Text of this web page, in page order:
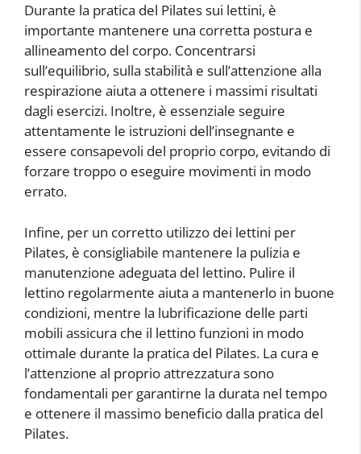
Durante la pratica del Pilates sui lettini, è
importante mantenere una corretta postura e
allineamento del corpo. Concentrarsi
sull’equilibrio, sulla stabilità e sull’attenzione alla
respirazione aiuta a ottenere i massimi risultati
dagli esercizi. Inoltre, è essenziale seguire
attentamente le istruzioni dell’insegnante e
essere consapevoli del proprio corpo, evitando di
forzare troppo o eseguire movimenti in modo
errato.
Infine, per un corretto utilizzo dei lettini per
Pilates, è consigliabile mantenere la pulizia e
manutenzione adeguata del lettino. Pulire il
lettino regolarmente aiuta a mantenerlo in buone
condizioni, mentre la lubrificazione delle parti
mobili assicura che il lettino funzioni in modo
ottimale durante la pratica del Pilates. La cura e
l’attenzione al proprio attrezzatura sono
fondamentali per garantirne la durata nel tempo
e ottenere il massimo beneficio dalla pratica del
Pilates.